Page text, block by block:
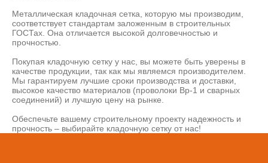
Металлическая кладочная сетка, которую мы производим,
соответствует стандартам заложенным в строительных
ГОСТах. Она отличается высокой долговечностью и
прочностью.
Покупая кладочную сетку у нас, вы можете быть уверены в
качестве продукции, так как мы являемся производителем.
Мы гарантируем лучшие сроки производства и доставки,
высокое качество материалов (проволоки Вр-1 и сварных
соединений) и лучшую цену на рынке.
Обеспечьте вашему строительному проекту надежность и
прочность – выбирайте кладочную сетку от нас!